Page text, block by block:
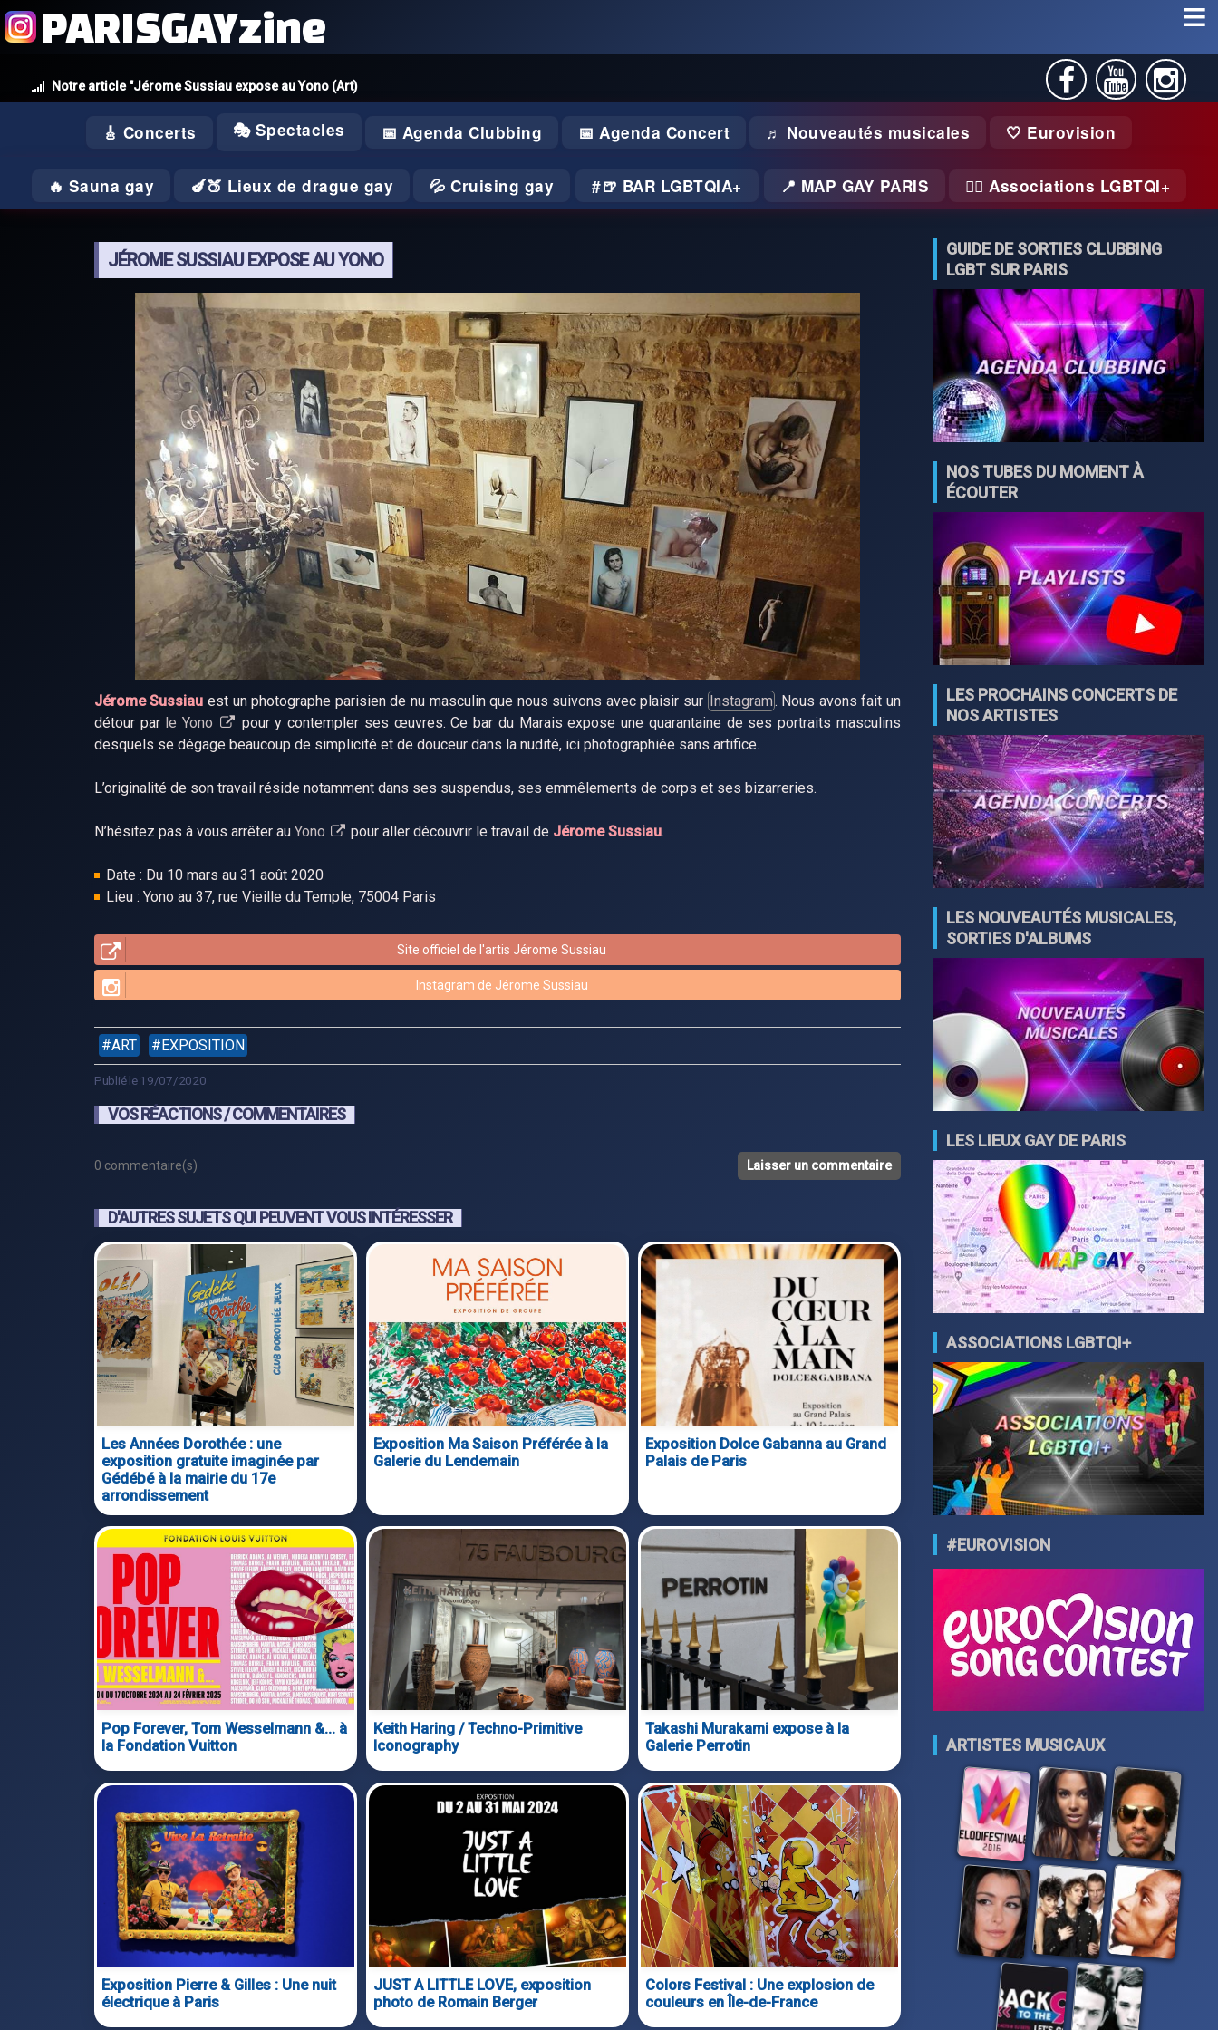
Notre article "Jérome Sussiau expose au Yono (Art)
PARISGAYzine
🎸 Concerts 🎭 Spectacles 📅 Agenda Clubbing 📅 Agenda Concert ♬ Nouveautés musicales 🤍 Eurovision
🔥 Sauna gay 🍆🍑 Lieux de drague gay 💦 Cruising gay 🍺 BAR LGBTQIA+ 📍 MAP GAY PARIS 🏃‍♂️ Associations LGBTQI+
JÉROME SUSSIAU EXPOSE AU YONO
Jérome Sussiau est un photographe parisien de nu masculin que nous suivons avec plaisir sur Instagram. Nous avons fait un
détour par le Yono
pour y contempler ses œuvres. Ce bar du Marais expose une quarantaine de ses portraits masculins
desquels se dégage beaucoup de simplicité et de douceur dans la nudité, ici photographiée sans artifice.
L’originalité de son travail réside notamment dans ses suspendus, ses emmêlements de corps et ses bizarreries.
N’hésitez pas à vous arrêter au Yono pour aller découvrir le travail de Jérome Sussiau.
Date : Du 10 mars au 31 août 2020
Lieu : Yono au 37, rue Vieille du Temple, 75004 Paris
Site officiel de l'artis Jérome Sussiau
Instagram de Jérome Sussiau
ART EXPOSITION
Publié le 19/07/2020
VOS RÉACTIONS / COMMENTAIRES
0 commentaire(s) Laisser un commentaire
D'AUTRES SUJETS QUI PEUVENT VOUS INTÉRESSER
Les Années Dorothée : une
exposition gratuite imaginée par
Gédébé à la mairie du 17e
arrondissement
Exposition Ma Saison Préférée à la
Galerie du Lendemain
Exposition Dolce Gabanna au Grand
Palais de Paris
Pop Forever, Tom Wesselmann &… à
la Fondation Vuitton
Keith Haring / Techno-Primitive
Iconography
Takashi Murakami expose à la
Galerie Perrotin
Exposition Pierre & Gilles : Une nuit
électrique à Paris
JUST A LITTLE LOVE, exposition
photo de Romain Berger
Colors Festival : Une explosion de
couleurs en Île-de-France
GUIDE DE SORTIES CLUBBING
LGBT SUR PARIS
NOS TUBES DU MOMENT À
ÉCOUTER
LES PROCHAINS CONCERTS DE
NOS ARTISTES
LES NOUVEAUTÉS MUSICALES,
SORTIES D'ALBUMS
LES LIEUX GAY DE PARIS
ASSOCIATIONS LGBTQI+
#EUROVISION
ARTISTES MUSICAUX